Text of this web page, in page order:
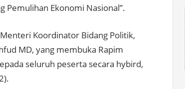
Pemulihan Ekonomi Nasional”.
Koordinator Bidang Politik,
MD, yang membuka Rapim
seluruh peserta secara hybird,